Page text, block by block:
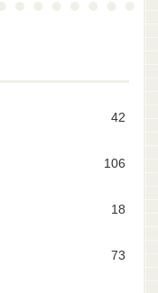
42
106
18
73